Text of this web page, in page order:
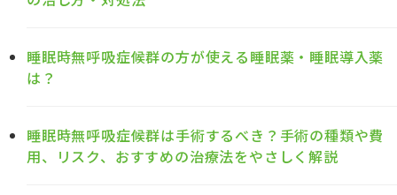
睡眠時無呼吸症候群の方が使える睡眠薬・睡眠導入薬
は？
睡眠時無呼吸症候群は手術するべき？手術の種類や費
用、リスク、おすすめの治療法をやさしく解説